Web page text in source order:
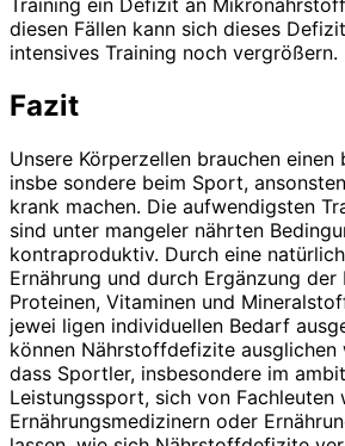
diesen Fällen kann sich dieses
intensives Training noch vergrößern.
Fazit
Unsere Körperzellen brauchen einen
insbe sondere beim Sport,
krank machen. Die aufwendigsten
sind unter mangeler nährten
kontraproduktiv. Durch eine
Ernährung und durch Ergänzung der
Proteinen, Vitaminen und
jewei ligen individuellen Bedarf
können Nährstoffdefizite ausglichen
dass Sportler, insbesondere im
Leistungssport, sich von Fachleuten
Ernährungsmedizinern oder